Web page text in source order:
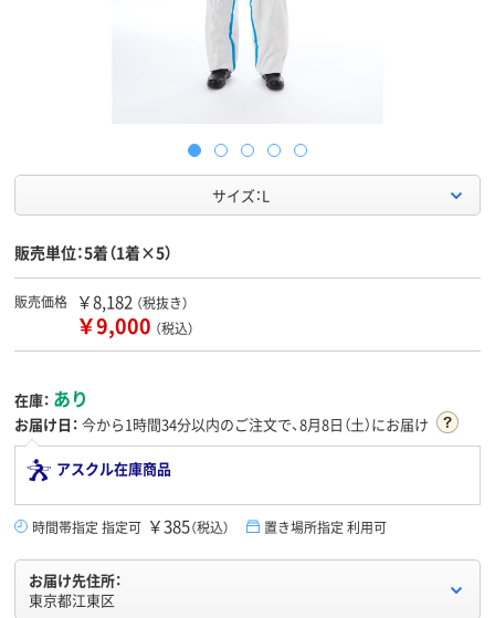
サイズ：L
販売単位：5着（1着×5）
販売価格 ￥8,182 （税抜き）
￥9,000 （税込）
在庫： あり
お届け日： 今から1時間34分以内のご注文で、8月8日（土）にお届け
アスクル在庫商品
時間帯指定 指定可 ￥385（税込） 置き場所指定 利用可
お届け先住所：
東京都江東区